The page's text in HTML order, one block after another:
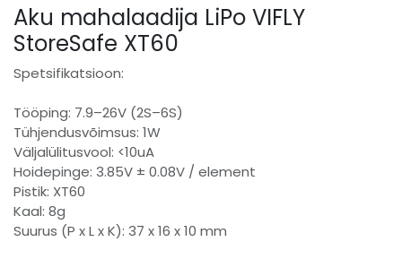
Aku mahalaadija LiPo VIFLY
StoreSafe XT60
Spetsifikatsioon:
Tööping: 7.9–26V (2S–6S)
Tühjendusvõimsus: 1W
Väljalülitusvool: <10uA
Hoidepinge: 3.85V ± 0.08V / element
Pistik: XT60
Kaal: 8g
Suurus (P x L x K): 37 x 16 x 10 mm